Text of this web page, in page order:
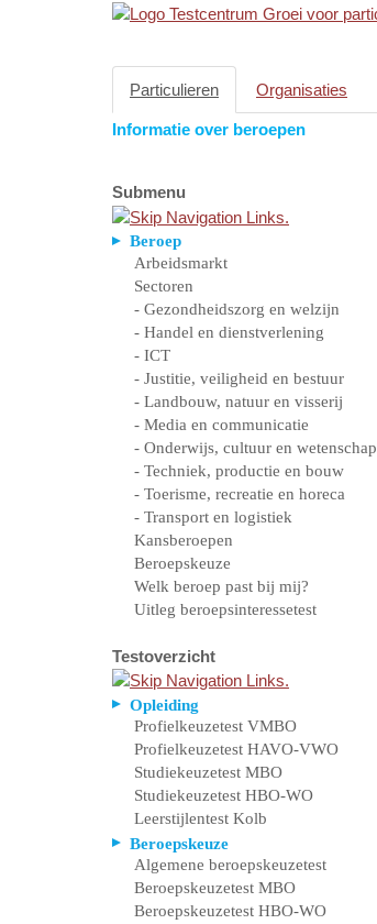
Particulieren Organisaties
Informatie over beroepen
Submenu
Beroep
Arbeidsmarkt
Sectoren
- Gezondheidszorg en welzijn
- Handel en dienstverlening
- ICT
- Justitie, veiligheid en bestuur
- Landbouw, natuur en visserij
- Media en communicatie
- Onderwijs, cultuur en wetenschap
- Techniek, productie en bouw
- Toerisme, recreatie en horeca
- Transport en logistiek
Kansberoepen
Beroepskeuze
Welk beroep past bij mij?
Uitleg beroepsinteressetest
Testoverzicht
Opleiding
Profielkeuzetest VMBO
Profielkeuzetest HAVO-VWO
Studiekeuzetest MBO
Studiekeuzetest HBO-WO
Leerstijlentest Kolb
Beroepskeuze
Algemene beroepskeuzetest
Beroepskeuzetest MBO
Beroepskeuzetest HBO-WO